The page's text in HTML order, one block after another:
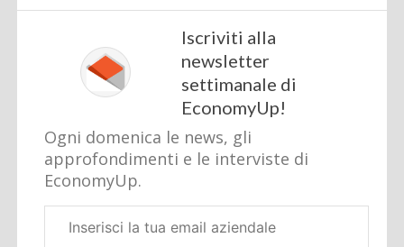
Iscriviti alla
newsletter
settimanale di
EconomyUp!
Ogni domenica le news, gli
approfondimenti e le interviste di
EconomyUp.
aziendale